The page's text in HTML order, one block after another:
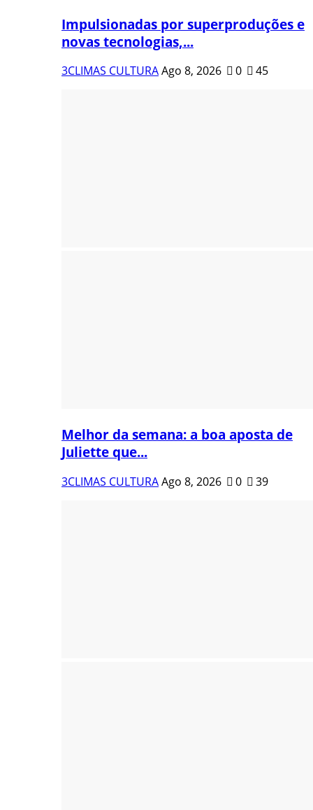
Impulsionadas por superproduções e
novas tecnologias,...
3CLIMAS CULTURAAgo 8, 2026 0 45
Melhor da semana: a boa aposta de
Juliette que...
3CLIMAS CULTURAAgo 8, 2026 0 39